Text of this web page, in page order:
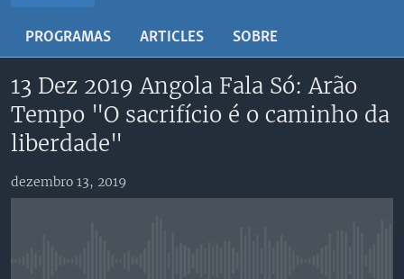
Navegação
principal
para
Pesquisa
GUINÉ-BISSAU
ÁFRICA E MUNDO
BRASIL
DOSSIERS ESPECIAIS
VÍDEOS
VOA60 ÁFRICA
VOA 60 CLIMA
VOA60 MUNDO
ÁUDIO
ENTRETENIMENTO
PROGRAMAS ARTICLES SOBRE
13 Dez 2019 Angola Fala Só: Arão
Tempo "O sacrifício é o caminho da
liberdade"
dezembro 13, 2019